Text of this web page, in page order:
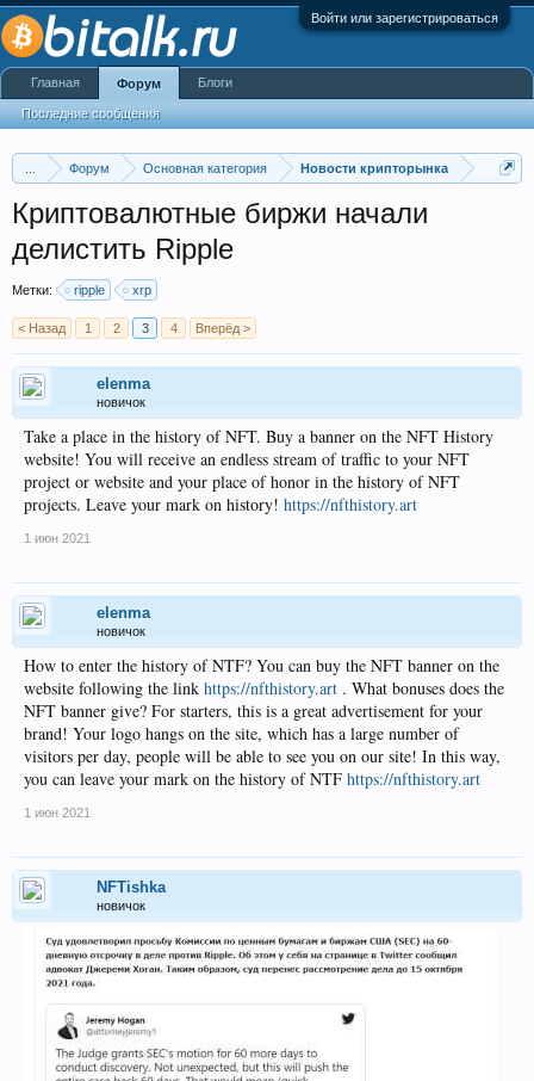
Войти или зарегистрироваться
Форум Основная категория Новости крипторынка
Криптовалютные биржи начали
делистить Ripple
Метки: ripple xrp
< Назад 1 2 3 4 Вперёд >
elenma
новичок
Take a place in the history of NFT. Buy a banner on the NFT History
website! You will receive an endless stream of traffic to your NFT
project or website and your place of honor in the history of NFT
projects. Leave your mark on history! https://nfthistory.art
1 июн 2021
elenma
новичок
How to enter the history of NTF? You can buy the NFT banner on the
website following the link https://nfthistory.art . What bonuses does the
NFT banner give? For starters, this is a great advertisement for your
brand! Your logo hangs on the site, which has a large number of
visitors per day, people will be able to see you on our site! In this way,
you can leave your mark on the history of NTF https://nfthistory.art
1 июн 2021
NFTishka
новичок
Главная Форум
Последние сообщения
Блоги